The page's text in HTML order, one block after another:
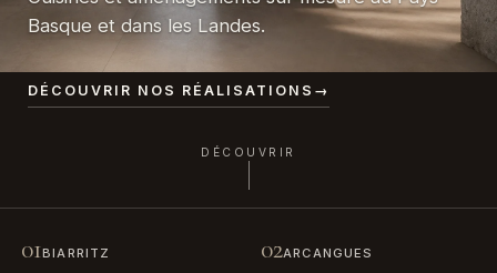
Basque et dans les Landes.
DÉCOUVRIR NOS RÉALISATIONS →
01BIARRITZ 02ARCANGUES
DÉCOUVRIR